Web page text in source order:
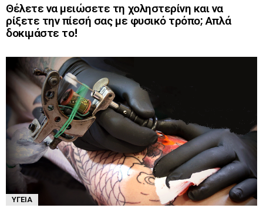
Θέλετε να μειώσετε τη χοληστερίνη και να
ρίξετε την πίεσή σας με φυσικό τρόπο; Απλά
δοκιμάστε το!
ΥΓΕΊΑ